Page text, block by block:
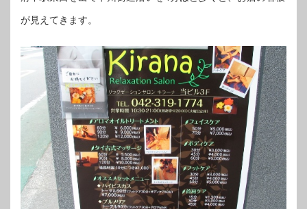
が見えてきます。